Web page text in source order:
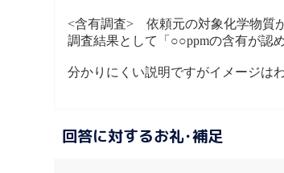
<含有調査> 依頼元の対象化学物質
調査結果として「○○ppmの含有が認
分かりにくい説明ですがイメージは
回答に対するお礼･補足